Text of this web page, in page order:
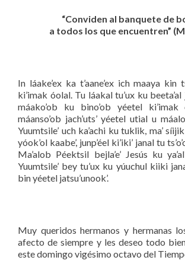
“Conviden al banquete de
a todos los que encuentren”
In láake’ex ka t’aane’ex ich maaya kin
ki’imak óolal. Tu láakal tu’ux ku beeta’al
máako’ob ku bino’ob yéetel
máanso’ob jach’uts’ yéetel utial u
Yuumtsile’ uch ka’achi ku tuklik, ma’
yóok’ol kaabe’, junp’éel ki’iki’ janal tu
Ma’alob Péektsil bejla’e’ Jesús ku
Yuumtsile’ bey tu’ux ku yúuchul kiiki
bin yéetel jatsu’unook’.
Muy queridos hermanos y hermanas
afecto de siempre y les deseo todo
este domingo vigésimo octavo del